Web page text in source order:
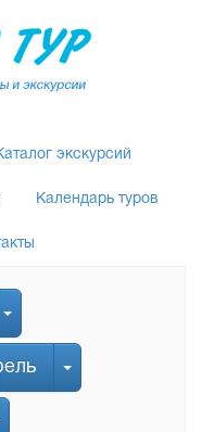
экскурсий
Календарь туров